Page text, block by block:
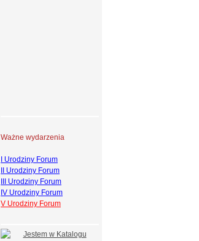
Ważne wydarzenia
I Urodziny Forum
II Urodziny Forum
III Urodziny Forum
IV Urodziny Forum
V Urodziny Forum